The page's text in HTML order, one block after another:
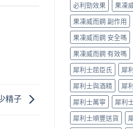
精子
必利勁效果
果凍
果凍威而鋼 副作用
果凍威而鋼 安全嗎
果凍威而鋼 有效嗎
犀利士屈臣氏
犀
犀利士與酒精
犀
犀利士萬寧
犀利
犀利士順豐送貨